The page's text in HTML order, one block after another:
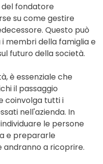
del fondatore
su come gestire
Questo può
membri della famiglia e
futuro della società.
è essenziale che
il passaggio
coinvolga tutti i
nell'azienda. In
le persone
e prepararle
a ricoprire.